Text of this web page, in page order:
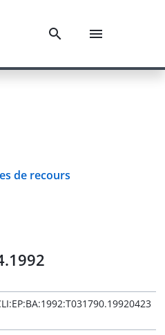
de recours